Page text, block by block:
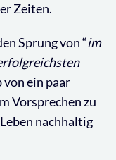
Zeiten.
Sprung von “im
von ein paar
Vorsprechen zu
nachhaltig